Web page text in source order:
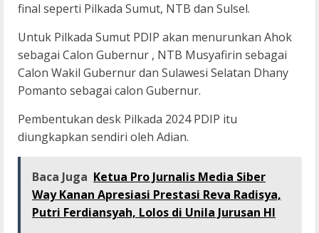
final seperti Pilkada Sumut, NTB dan Sulsel.
Untuk Pilkada Sumut PDIP akan menurunkan Ahok
sebagai Calon Gubernur , NTB Musyafirin sebagai
Calon Wakil Gubernur dan Sulawesi Selatan Dhany
Pomanto sebagai calon Gubernur.
Pembentukan desk Pilkada 2024 PDIP itu
diungkapkan sendiri oleh Adian.
Baca Juga Ketua Pro Jurnalis Media Siber
Way Kanan Apresiasi Prestasi Reva Radisya,
Putri Ferdiansyah, Lolos di Unila Jurusan HI